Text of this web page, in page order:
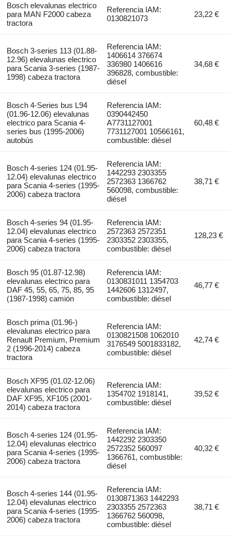
Bosch elevalunas electrico
para MAN F2000 cabeza
tractora
Referencia IAM:
0130821073
23,22 €
Bosch 3-series 113 (01.88-
12.96) elevalunas electrico
para Scania 3-series (1987-
1998) cabeza tractora
Referencia IAM:
1406614 376674
336980 1406616
396828, combustible:
diésel
34,68 €
Bosch 4-Series bus L94
(01.96-12.06) elevalunas
electrico para Scania 4-
series bus (1995-2006)
autobús
Referencia IAM:
0390442450
A7731127001
7731127001 10566161,
combustible: diésel
60,48 €
Bosch 4-series 124 (01.95-
12.04) elevalunas electrico
para Scania 4-series (1995-
2006) cabeza tractora
Referencia IAM:
1442293 2303355
2572363 1366762
560098, combustible:
diésel
38,71 €
Bosch 4-series 94 (01.95-
12.04) elevalunas electrico
para Scania 4-series (1995-
2006) cabeza tractora
Referencia IAM:
2572363 2572351
2303352 2303355,
combustible: diésel
128,23 €
Bosch 95 (01.87-12.98)
elevalunas electrico para
DAF 45, 55, 65, 75, 85, 95
(1987-1998) camión
Referencia IAM:
0130831011 1354703
1442606 1312497,
combustible: diésel
46,77 €
Bosch prima (01.96-)
elevalunas electrico para
Renault Premium, Premium
2 (1996-2014) cabeza
tractora
Referencia IAM:
0130821508 1062010
3176549 5001833182,
combustible: diésel
42,74 €
Bosch XF95 (01.02-12.06)
elevalunas electrico para
DAF XF95, XF105 (2001-
2014) cabeza tractora
Referencia IAM:
1354702 1918141,
combustible: diésel
39,52 €
Bosch 4-series 124 (01.95-
12.04) elevalunas electrico
para Scania 4-series (1995-
2006) cabeza tractora
Referencia IAM:
1442292 2303350
2572352 560097
1366761, combustible:
diésel
40,32 €
Bosch 4-series 144 (01.95-
12.04) elevalunas electrico
para Scania 4-series (1995-
2006) cabeza tractora
Referencia IAM:
0130871363 1442293
2303355 2572363
1366762 560098,
combustible: diésel
38,71 €